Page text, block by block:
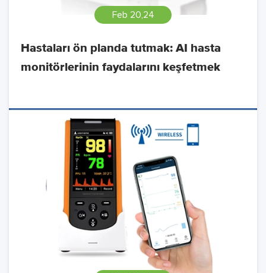
Feb 20,24
Hastaları ön planda tutmak: AI hasta
monitörlerinin faydalarını keşfetmek